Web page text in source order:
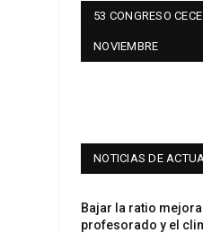
53 CONGRESO
NOVIEMBRE
NOTICIAS DE
Bajar la ratio
profesorado y el